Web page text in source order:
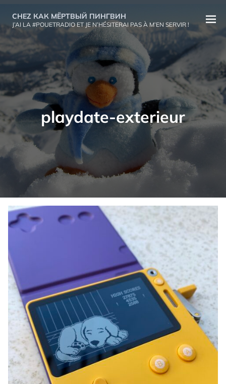
contenu
CHEZ КАК МЁРТВЫЙ ПИНГВИН
J’AI LA #POUETRADIO ET JE N’HÉSITERAI PAS À M’EN SERVIR !
le
playdate-exterieur